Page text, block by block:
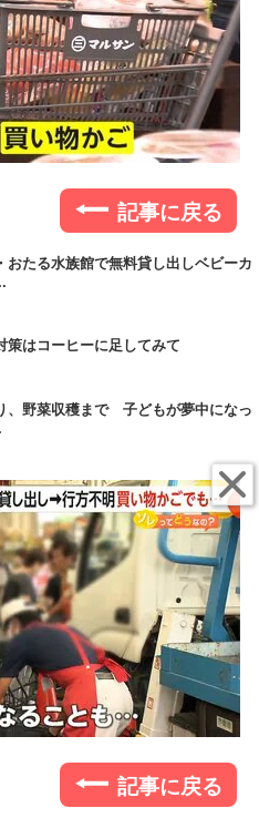
記事に戻る
おたる水族館で無料貸し出しベビーカ
策はコーヒーに足してみて
、野菜収穫まで 子どもが夢中になっ
記事に戻る